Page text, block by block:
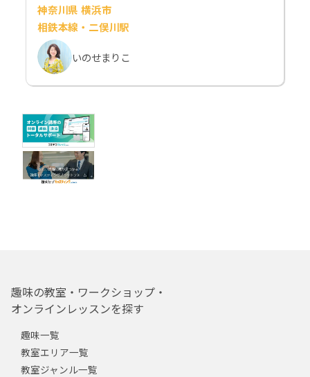
神奈川県 横浜市
相鉄本線・二俣川駅
いのせまりこ
趣味の教室・ワークショップ・
オンラインレッスンを探す
趣味一覧
教室エリア一覧
教室ジャンル一覧